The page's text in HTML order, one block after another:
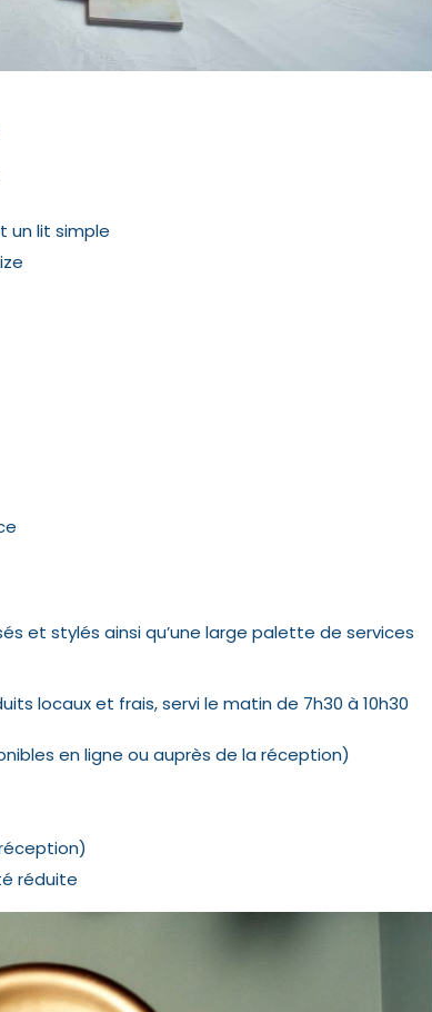
un lit simple
et stylés ainsi qu’une large palette de services
locaux et frais, servi le matin de 7h30 à 10h30
en ligne ou auprès de la réception)
réduite